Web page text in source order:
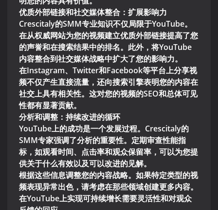
优质外部链接和社交媒体整合：扩展影响力
Crescitaly的SMM专业知识不仅局限于YouTube。
在从权威网站为您的视频建立优质外部链接提高了您
的声誉和在搜索结果中的排名。此外，将YouTube
内容整合到社交媒体战略中扩大了您的影响力。
在Instagram、Twitter和Facebook等平台上分享视
频不仅产生直接流量，还向搜索引擎表明您的内容在
社交上具有相关性。这对您的视频的SEO和总体可见
性都有显著贡献。
分析和调整：持续改进的循环
YouTube上的成功是一个发展过程。Crescitaly的
SMM专家强调了分析的重要性。定期审查性能指
标，如观看时间、点击率和观众保留率，可以为您提
供关于什么有效以及可以改进的见解。
根据这些信息调整您的内容战略。如果特定类型的视
频表现异常出色，请考虑在那些领域创建更多内容。
在YouTube上实现可持续增长需要灵活性和对观众